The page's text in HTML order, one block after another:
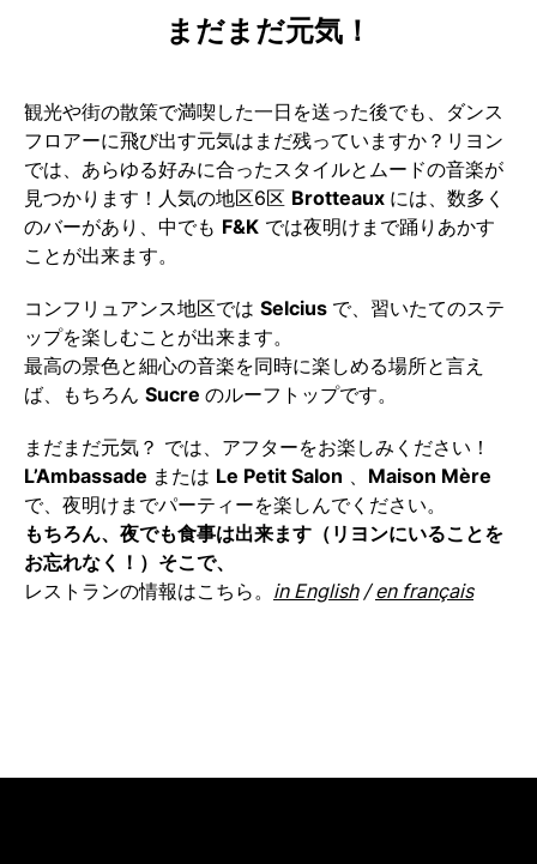
まだまだ元気！
観光や街の散策で満喫した一日を送った後でも、ダンス
フロアーに飛び出す元気はまだ残っていますか？リヨン
では、あらゆる好みに合ったスタイルとムードの音楽が
見つかります！人気の地区6区 Brotteaux には、数多く
のバーがあり、中でも F&K では夜明けまで踊りあかす
ことが出来ます。
コンフリュアンス地区では Selcius で、習いたてのステ
ップを楽しむことが出来ます。
最高の景色と細心の音楽を同時に楽しめる場所と言え
ば、もちろん Sucre のルーフトップです。
まだまだ元気？ では、アフターをお楽しみください！
L’Ambassade または Le Petit Salon 、 Maison Mère
で、夜明けまでパーティーを楽しんでください。
もちろん、夜でも食事は出来ます（リヨンにいることを
お忘れなく！）そこで、
レストランの情報はこちら。 in English/en français